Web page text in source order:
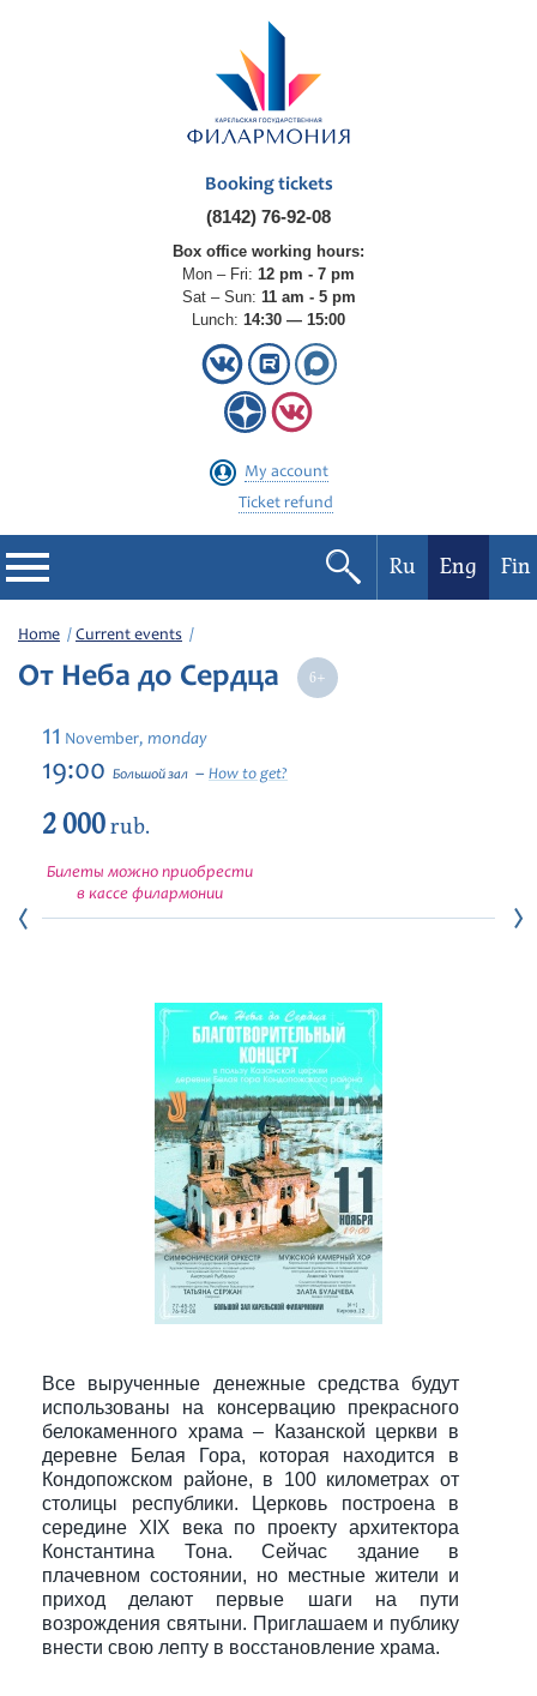
Booking tickets
(8142) 76-92-08
Box office working hours:
Mon – Fri: 12 pm - 7 pm
Sat – Sun: 11 am - 5 pm
Lunch: 14:30 — 15:00
My account
Ticket refund
Philharmonic
Current events
Festivals
Ru Eng Fin
Home Current events
От Неба до Сердца
11 November, monday
19:00 Большой зал How to get?
2 000rub.
Билеты можно приобрести
в кассе филармонии
Все вырученные денежные средства будут
использованы на консервацию прекрасного
белокаменного храма – Казанской церкви в
деревне Белая Гора, которая находится в
Кондопожском районе, в 100 километрах от
столицы республики. Церковь построена в
середине XIX века по проекту архитектора
Константина Тона. Сейчас здание в
плачевном состоянии, но местные жители и
приход делают первые шаги на пути
возрождения святыни. Приглашаем и публику
внести свою лепту в восстановление храма.